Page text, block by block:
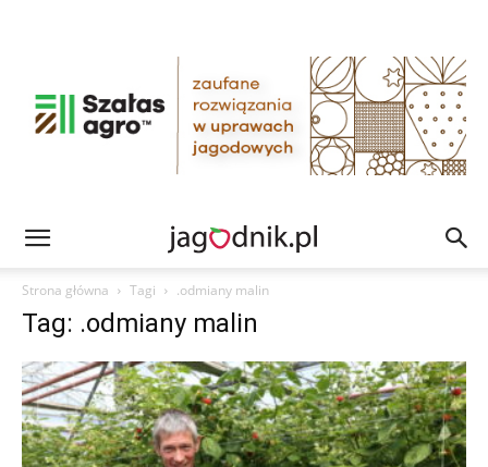
Strona główna Tagi .odmiany malin
Tag: .odmiany malin